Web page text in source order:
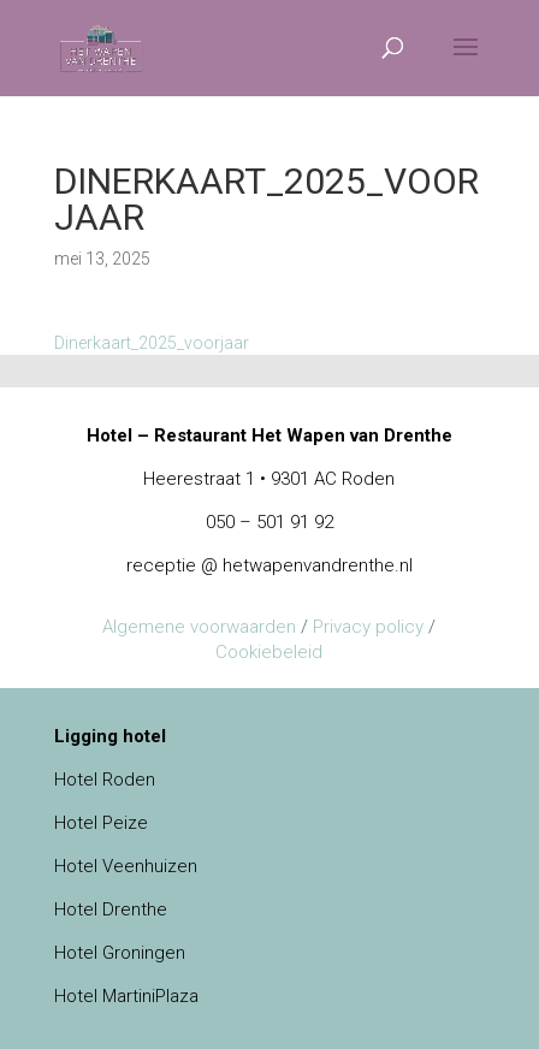
DINERKAART_2025_VOOR
JAAR
mei 13, 2025
Dinerkaart_2025_voorjaar
Hotel – Restaurant Het Wapen van Drenthe
Heerestraat 1 • 9301 AC Roden
050 – 501 91 92
receptie @ hetwapenvandrenthe.nl
Algemene voorwaarden / Privacy policy /
Cookiebeleid
Ligging hotel
Hotel Roden
Hotel Peize
Hotel Veenhuizen
Hotel Drenthe
Hotel Groningen
Hotel MartiniPlaza